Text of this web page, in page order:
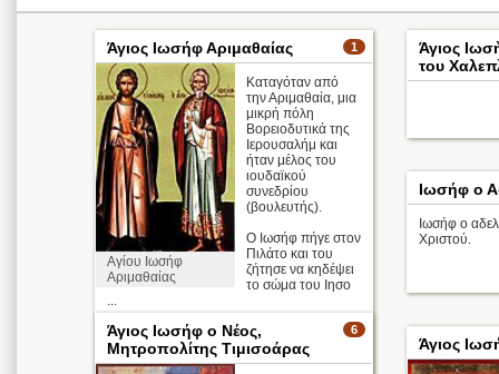
1
Άγιος Ιωσήφ Αριμαθαίας
Αγίου Ιωσήφ
Αριμαθαίας
Καταγόταν από
την Αριμαθαία, μια
μικρή πόλη
Βορειοδυτικά της
Ιερουσαλήμ και
ήταν μέλος του
ιουδαϊκού
συνεδρίου
(βουλευτής).
Ο Ιωσήφ πήγε στον
Πιλάτο και του
ζήτησε να κηδέψει
το σώμα του Ιησο
...
Απολυτίκιο
Άγιος
του
Ιωσήφ ο
Ιωσήφ ο
Χριστού.
6
Άγιος Ιωσήφ ο Νέος,
Μητροπολίτης Τιμισοάρας
Άγιος